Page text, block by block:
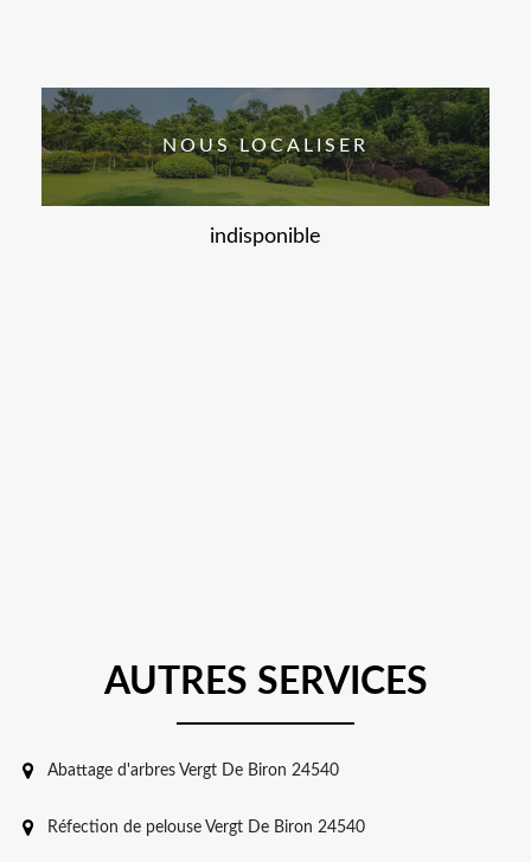
NOUS LOCALISER
indisponible
AUTRES SERVICES
Abattage d'arbres Vergt De Biron 24540
Réfection de pelouse Vergt De Biron 24540